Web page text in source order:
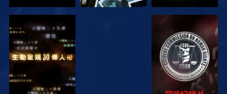
觀看 觀看